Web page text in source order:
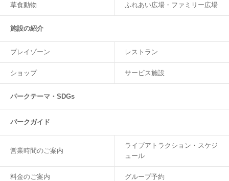
草食動物 ふれあい広場・ファミリー広場
施設の紹介
プレイゾーン レストラン
ショップ サービス施設
パークテーマ・SDGs
パークガイド
営業時間のご案内
ライブアトラクション・スケジ
ュール
料金のご案内 グループ予約